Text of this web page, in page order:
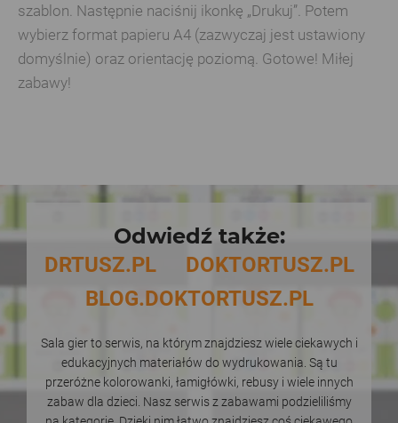
szablon. Następnie naciśnij ikonkę „Drukuj”. Potem
wybierz format papieru A4 (zazwyczaj jest ustawiony
domyślnie) oraz orientację poziomą. Gotowe! Miłej
zabawy!
Odwiedź także:
DRTUSZ.PL
DOKTORTUSZ.PL
BLOG.DOKTORTUSZ.PL
Sala gier to serwis, na którym znajdziesz wiele ciekawych i
edukacyjnych materiałów do wydrukowania. Są tu
przeróżne kolorowanki, łamigłówki, rebusy i wiele innych
zabaw dla dzieci. Nasz serwis z zabawami podzieliliśmy